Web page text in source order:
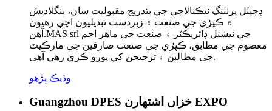
ڊجيٽل پرنٽنگ ٽيڪنالاجي جي بتدريج مقبوليت سان، بنگلاديش
۾ ڪپڙي جي صنعت ۾ زبردست تبديليون اچي رهيون
آهن.MAS srl جي نيشنل ڊائريڪٽر ۽ صنعت جي ماهر احم
معصوم جي مطابق، ڪپڙي جي صنعت صارفين جي مارڪيٽ
جي مطالبن ۽ ترجيحن کي پورو ڪري رهي آهي.
وڌيڪ پڙهو
Guangzhou DPES خزاں اشتهارن EXPO